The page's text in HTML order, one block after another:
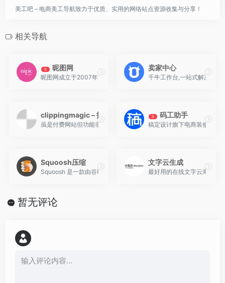
美工吧 – 电商美工导航致力于优质、实用的网络站点资源收集与分享！
相关导航
顶 昵图网
昵图网成立于2007年1月1日，是一个设计素材、图片素材共享平台。
卖家中心
千牛工作台,一站式解决商家
clippingmagic – 抠头发神器
虽是付费网站但功能非常强大，支持批量处理和下载。
顶 码工助手
稿定设计旗下电商装修工具
Squoosh压缩
Squoosh 是一款由谷歌开发的、专注于图片压缩优化的免费在线工
文字云生成
最好用的在线文字云海报生
暂无评论